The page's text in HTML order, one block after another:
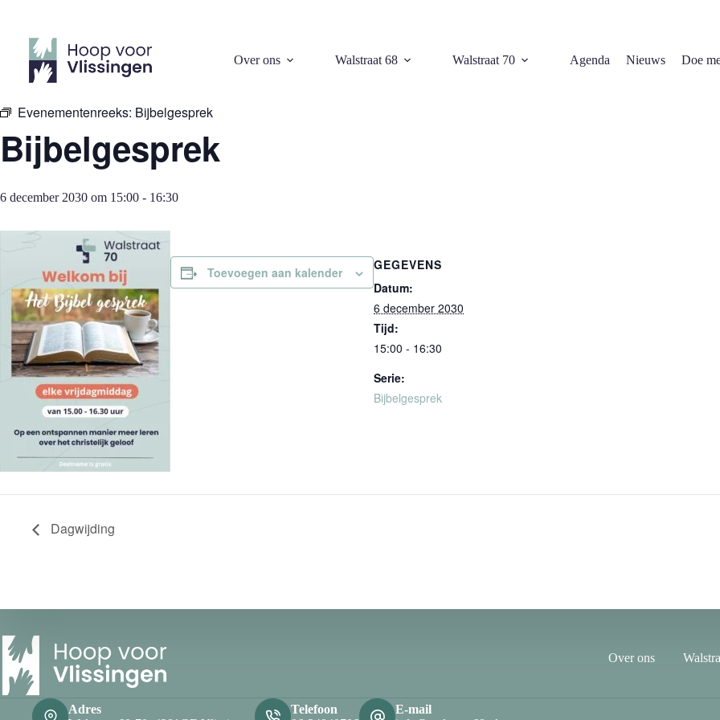
inhoud
Over ons Walstraat 68 Walstraat 70 Agenda Nieuws Doe
« Alle Evenementen
Evenementenreeks: Bijbelgesprek
Bijbelgesprek
6 december 2030 om 15:00 - 16:30
Toevoegen aan kalender
GEGEVENS
Datum:
6 december 2030
Tijd:
15:00 - 16:30
Serie:
Bijbelgesprek
Dagwijding
Over ons
Adres
Telefoon
E-mail